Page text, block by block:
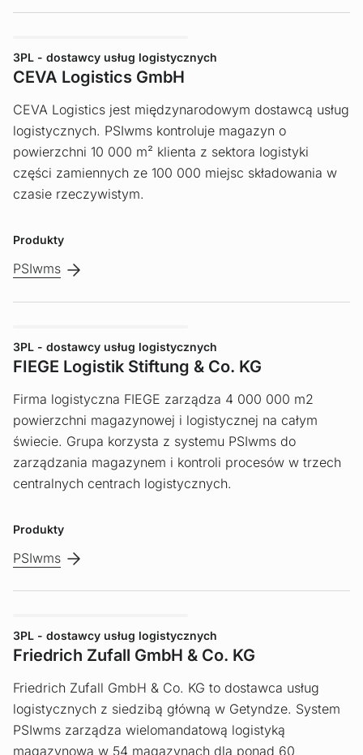
3PL - dostawcy usług logistycznych
CEVA Logistics GmbH
CEVA Logistics jest międzynarodowym dostawcą usług
logistycznych. PSIwms kontroluje magazyn o
powierzchni 10 000 m² klienta z sektora logistyki
części zamiennych ze 100 000 miejsc składowania w
czasie rzeczywistym.
Produkty
PSIwms
3PL - dostawcy usług logistycznych
FIEGE Logistik Stiftung & Co. KG
Firma logistyczna FIEGE zarządza 4 000 000 m2
powierzchni magazynowej i logistycznej na całym
świecie. Grupa korzysta z systemu PSIwms do
zarządzania magazynem i kontroli procesów w trzech
centralnych centrach logistycznych.
Produkty
PSIwms
3PL - dostawcy usług logistycznych
Friedrich Zufall GmbH & Co. KG
Friedrich Zufall GmbH & Co. KG to dostawca usług
logistycznych z siedzibą główną w Getyndze. System
PSIwms zarządza wielomandatową logistyką
magazynową w 54 magazynach dla ponad 60